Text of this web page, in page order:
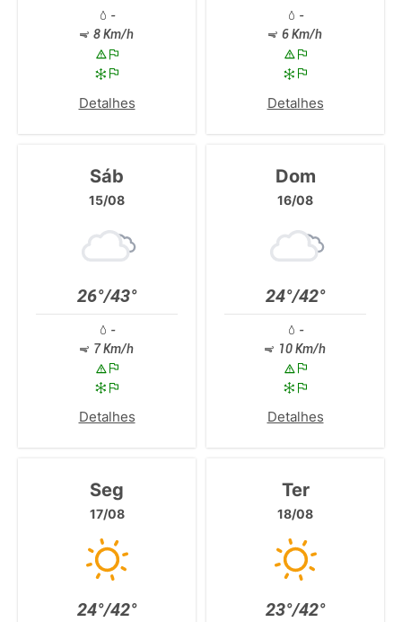
-
8 Km/h
Detalhes
-
6 Km/h
Detalhes
Sáb
15/08
26°/43°
-
7 Km/h
Detalhes
Dom
16/08
24°/42°
-
10 Km/h
Detalhes
Seg
17/08
24°/42°
Ter
18/08
23°/42°